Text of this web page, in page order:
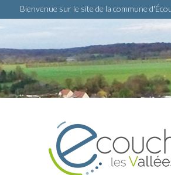
Bienvenue sur le site de la commune